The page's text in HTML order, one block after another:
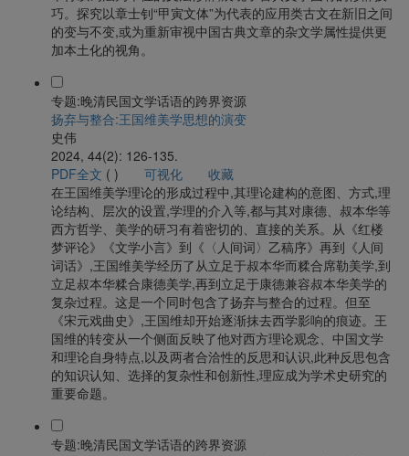
巧。探究以章士钊“甲寅文体”为代表的应用类古文在新旧之间
的变与不变,或为重新审视中国古典文章的杂文学属性提供更
加本土化的视角。
专题:晚清民国文学话语的跨界资源
扬弃与整合:王国维美学思想的演变
史伟
2024, 44(2): 126-135.
PDF全文 ( ) 可视化
收藏
在王国维美学理论的形成过程中,其理论建构的意图、方式,理
论结构、层次的设置,学理的介入等,都与其对康德、叔本华等
西方哲学、美学的研习有着密切的、直接的关系。从《红楼
梦评论》《文学小言》到《〈人间词〉乙稿序》再到《人间
词话》,王国维美学经历了从立足于叔本华而糅合席勒美学,到
立足叔本华糅合康德美学,再到立足于康德兼容叔本华美学的
复杂过程。这是一个同时包含了扬弃与整合的过程。但至
《宋元戏曲史》,王国维却开始逐渐抹去西学影响的痕迹。王
国维的转变从一个侧面反映了他对西方理论观念、中国文学
和理论自身特点,以及两者合洽性的反思和认识,此种反思包含
的知识认知、选择的复杂性和创新性,理应成为学术史研究的
重要命题。
专题:晚清民国文学话语的跨界资源